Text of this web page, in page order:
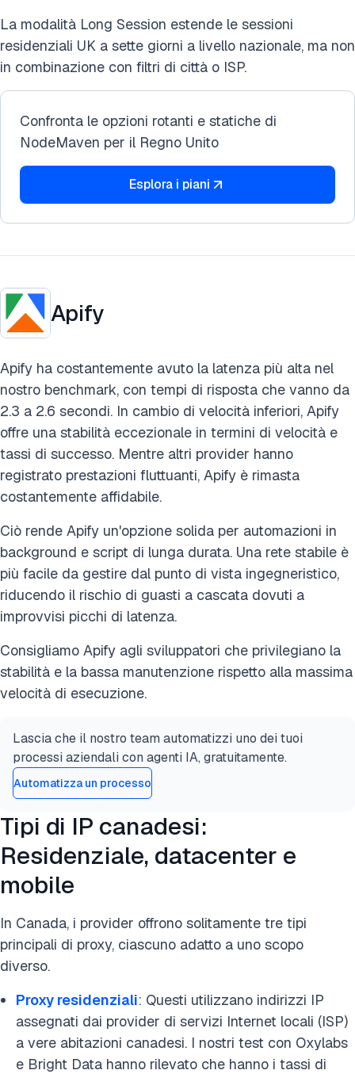
La modalità Long Session estende le sessioni
residenziali UK a sette giorni a livello nazionale, ma non
in combinazione con filtri di città o ISP.
Confronta le opzioni rotanti e statiche di
NodeMaven per il Regno Unito
Esplora i piani
Apify
Apify ha costantemente avuto la latenza più alta nel
nostro benchmark, con tempi di risposta che vanno da
2.3 a 2.6 secondi. In cambio di velocità inferiori, Apify
offre una stabilità eccezionale in termini di velocità e
tassi di successo. Mentre altri provider hanno
registrato prestazioni fluttuanti, Apify è rimasta
costantemente affidabile.
Ciò rende Apify un'opzione solida per automazioni in
background e script di lunga durata. Una rete stabile è
più facile da gestire dal punto di vista ingegneristico,
riducendo il rischio di guasti a cascata dovuti a
improvvisi picchi di latenza.
Consigliamo Apify agli sviluppatori che privilegiano la
stabilità e la bassa manutenzione rispetto alla massima
velocità di esecuzione.
Lascia che il nostro team automatizzi uno dei tuoi
processi aziendali con agenti IA, gratuitamente.
Automatizza un processo
Tipi di IP canadesi:
Residenziale, datacenter e
mobile
In Canada, i provider offrono solitamente tre tipi
principali di proxy, ciascuno adatto a uno scopo
diverso.
Proxy residenziali: Questi utilizzano indirizzi IP
assegnati dai provider di servizi Internet locali (ISP)
a vere abitazioni canadesi. I nostri test con Oxylabs
e Bright Data hanno rilevato che hanno i tassi di